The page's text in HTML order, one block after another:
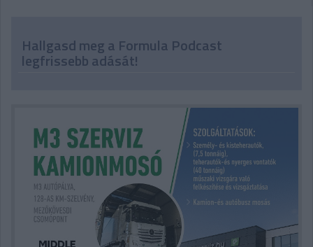
Hallgasd meg a Formula Podcast
legfrissebb adását!